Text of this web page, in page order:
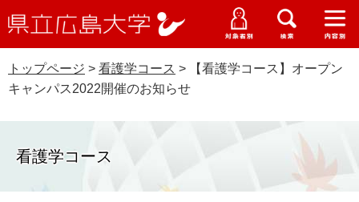
ー
ジ
先
ニ
ュ
を
本
ニ
ュ
ー
ニ
ー
ニ
ー
立
大
学
受験生の皆さま
卒業生の皆さま
受験生特設サイト
WEB版大学案内
資料請求
大学概要
学生生活・就職支援
トップページ > 看護学コース >
【看護学コース】オープン
キャンパス2022開催のお知らせ
看護学コース